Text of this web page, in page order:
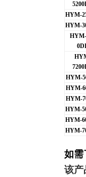
HYM-
HYM-
HYM-
HYM-
HYM-
HYM-
HYM-
HYM-
如需
该产